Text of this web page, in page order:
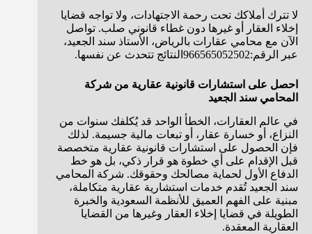
لا تترك أملاكك تحت رحمة الاجتهادات، ولا تواجه قضايا
إخلاء العقار أو غيرها دون غطاء قانوني صلب. تواصل
الآن مع محامي عقارات بالرياض، الأستاذ سند الجعيد،
عبر الرقم:966565052502 النتائج تتحدث عن نفسها.
احصل على استشارات قانونية عقارية من شركة
المحامي سند الجعيد
في عالم العقارات، الخطأ الواحد قد يُكلفك سنوات من
النزاع، أو خسارة عقار، أو تبعات مالية جسيمة. لذلك
فإن الحصول على استشارات قانونية عقارية متخصصة
قبل الإقدام على أي خطوة هو قرار ذكي، بل هو خط
الدفاع الأول لحماية مصالحك وحقوقك. شركة المحامي
سند الجعيد تُقدم خدمات استشارية عقارية متكاملة،
مبنية على الفهم العميق للأنظمة السعودية والخبرة
الطويلة في قضايا إخلاء العقار وغيرها من القضايا
العقارية المعقدة.